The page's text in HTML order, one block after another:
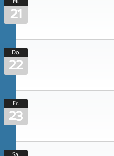
21
Do.
22
Fr.
23